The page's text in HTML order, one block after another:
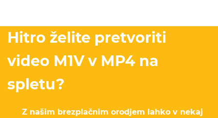
Hitro želite pretvoriti
video M1V v MP4 na
spletu?
Z našim brezplačnim orodjem lahko v nekaj